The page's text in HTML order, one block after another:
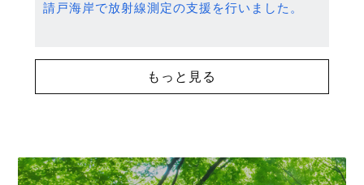
請戸海岸で放射線測定の支援を行いました。
もっと見る